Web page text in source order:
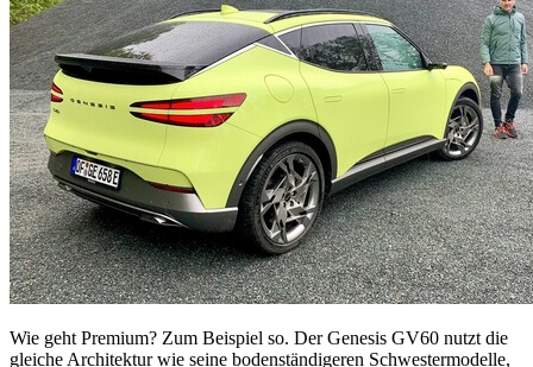
Wie geht Premium? Zum Beispiel so. Der Genesis GV60 nutzt die
gleiche Architektur wie seine bodenständigeren Schwestermodelle,